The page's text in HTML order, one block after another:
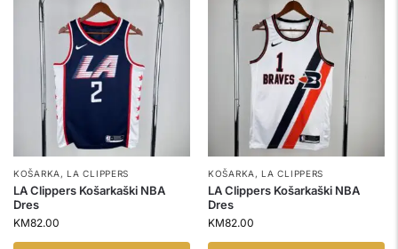
KOŠARKA ,LA CLIPPERS
LA Clippers Košarkaški NBA
Dres
KM82.00
KOŠARKA ,LA CLIPPERS
LA Clippers Košarkaški NBA
Dres
KM82.00